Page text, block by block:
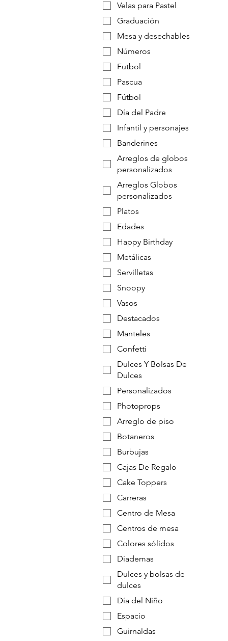
Velas para Pastel
Graduación
Mesa y desechables
Números
Futbol
Pascua
Fútbol
Día del Padre
Infantil y personajes
Banderines
Arreglos de globos
personalizados
Arreglos Globos
personalizados
Platos
Edades
Happy Birthday
Metálicas
Servilletas
Snoopy
Vasos
Destacados
Manteles
Confetti
Dulces Y Bolsas De
Dulces
Personalizados
Photoprops
Arreglo de piso
Botaneros
Burbujas
Cajas De Regalo
Cake Toppers
Carreras
Centro de Mesa
Centros de mesa
Colores sólidos
Diademas
Dulces y bolsas de
dulces
Día del Niño
Espacio
Guirnaldas